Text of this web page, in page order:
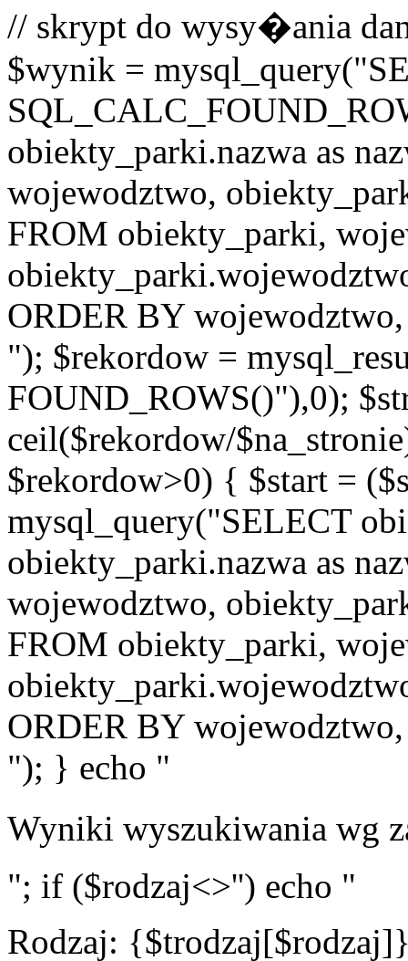
// skrypt do wysy�ania
$wynik =
obiekty_parki.nazwa as
wojewodztwo,
FROM obiekty_parki,
ORDER BY
"); $rekordow =
FOUND_ROWS()"),0);
ceil($rekordow/
$rekordow>0) { $start =
mysql_query("SELECT
obiekty_parki.nazwa as
wojewodztwo,
FROM obiekty_parki,
ORDER BY
"); } echo "
Wyniki wyszukiwania wg
"; if ($rodzaj<>'') echo "
Rodzaj: